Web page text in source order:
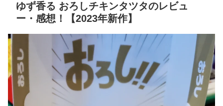
ゆず香る おろしチキンタツタのレビュ
ー・感想！【2023年新作】